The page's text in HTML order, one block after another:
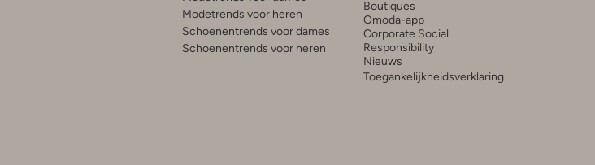
Modetrends voor heren
Schoenentrends voor dames
Schoenentrends voor heren
Boutiques
Omoda-app
Corporate Social
Responsibility
Nieuws
Toegankelijkheidsverklaring